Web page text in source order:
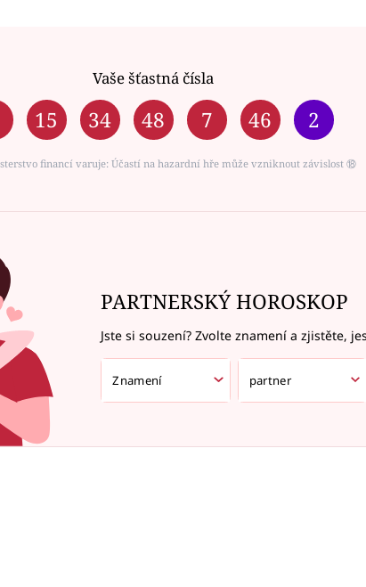
Vaše šťastná čísla
15 34 48 7 46 2
financí varuje: Účastí na hazardní hře může vzniknout závislost ⑱
PARTNERSKÝ HOROSKOP
Jste si souzení? Zvolte znamení a zjistěte,